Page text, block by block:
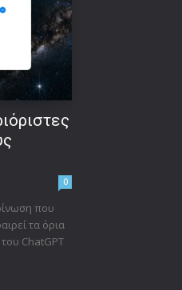
0
που
τα όρια
ChatGPT